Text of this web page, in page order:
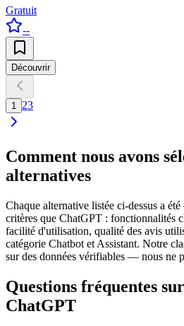
Gratuit
--
Découvrir
1 23
Comment nous avons
alternatives
Chaque alternative listée ci-dessus a
critères que ChatGPT : fonctionnalités
facilité d'utilisation, qualité des avis
catégorie Chatbot et Assistant. Notre
sur des données vérifiables — nous ne
Questions fréquentes
ChatGPT